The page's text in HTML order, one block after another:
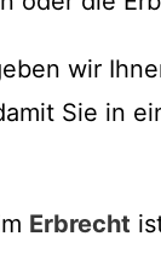
wir
Sie in
Erbrecht